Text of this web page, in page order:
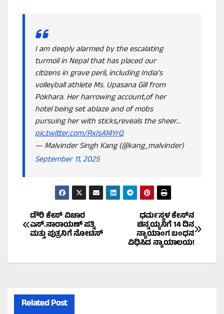
I am deeply alarmed by the escalating
turmoil in Nepal that has placed our
citizens in grave peril, including India’s
volleyball athlete Ms. Upasana Gill from
Pokhara. Her harrowing account,of her
hotel being set ablaze and of mobs
pursuing her with sticks,reveals the sheer…
pic.twitter.com/RxIsA14YrQ
— Malvinder Singh Kang (@kang_malvinder)
September 11, 2025
Post
navigation
ಧರ್ಮಸ್ಥಳ ಕೇಸ್‌ನ
ಚಿನ್ನಯ್ಯನಿಗೆ 14 ದಿನ
ನ್ಯಾಯಾಂಗ ಬಂಧನ
ವಿಧಿಸಿದ ನ್ಯಾಯಾಲಯ!
ಡೌರಿ ಕೇಸ್ ವಿಚಾರ
ಎಸ್.ನಾರಾಯಣ್‌ ಪತ್ನಿ
ಮತ್ತು ಪುತ್ರನಿಗೆ ನೋಟಿಸ್‌
Related Post